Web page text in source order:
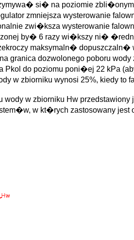
si� na poziomie
zmniejsza wysterowanie
zwi�ksza wysterowanie
by� 6 razy wi�kszy ni�
maksymaln�
dozwolonego poboru
Pkol do poziomu poni�ej 22 kPa
w zbiorniku wynosi 25%, kiedy to
w zbiorniku Hw
w kt�rych zastosowany jest